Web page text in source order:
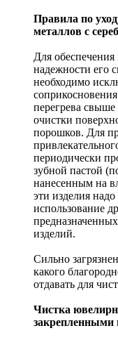
Правила по
металлов с
Для
надежности его
необходимо
перегрева свыше
очистки
порошков. Для
периодически
зубной пастой
нанесенным на
эти изделия
использование
изделий.
Сильно
какого
отдавать для
Чистка
закрепленными